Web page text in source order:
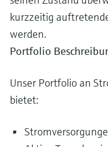
kurzzeitig
werden.
Portfolio
Unser Portfolio an
bietet: